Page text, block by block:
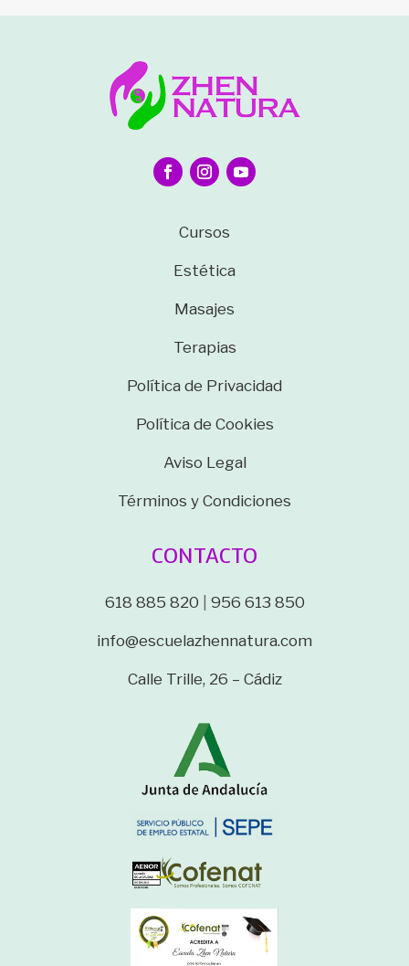
Cursos
Estética
Masajes
Terapias
Política de Privacidad
Política de Cookies
Aviso Legal
Términos y Condiciones
CONTACTO
618 885 820 956 613 850
info@escuelazhennatura.com
Calle Trille, 26 – Cádiz